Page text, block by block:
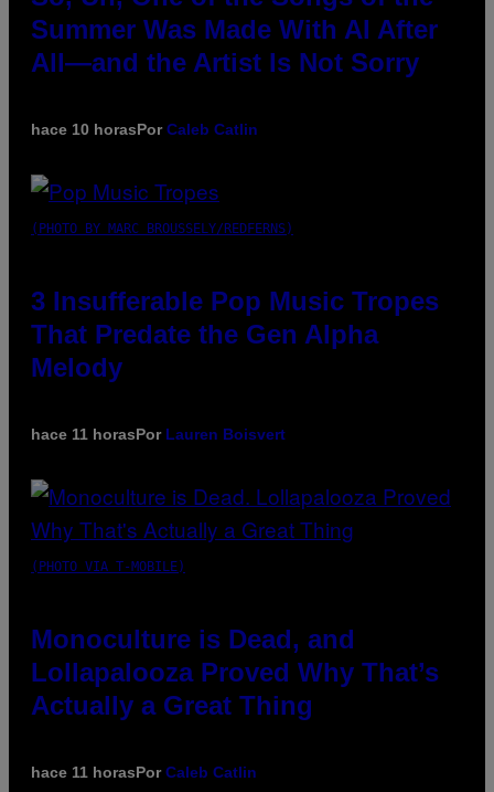
Summer Was Made With AI After
All—and the Artist Is Not Sorry
hace 10 horasPorCaleb Catlin
(PHOTO BY MARC BROUSSELY/REDFERNS)
3 Insufferable Pop Music Tropes
That Predate the Gen Alpha
Melody
hace 11 horasPor Lauren Boisvert
(PHOTO VIA T-MOBILE)
Monoculture is Dead, and
Lollapalooza Proved Why That’s
Actually a Great Thing
hace 11 horasPorCaleb Catlin